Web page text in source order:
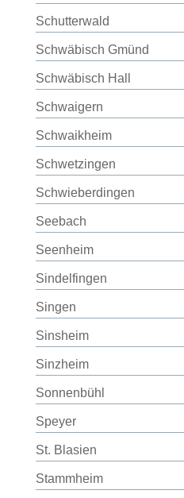
Schutterwald
Schwäbisch Gmünd
Schwäbisch Hall
Schwaigern
Schwaikheim
Schwetzingen
Schwieberdingen
Seebach
Seenheim
Sindelfingen
Singen
Sinsheim
Sinzheim
Sonnenbühl
Speyer
St. Blasien
Stammheim